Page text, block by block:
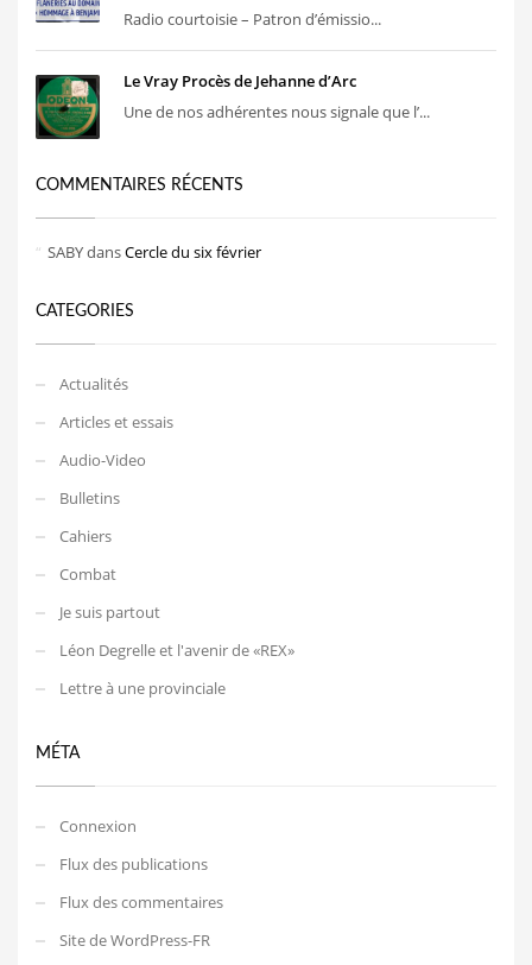
Radio courtoisie – Patron d’émissio...
Le Vray Procès de Jehanne d’Arc
Une de nos adhérentes nous signale que l’...
COMMENTAIRES RÉCENTS
SABYdansCercle du six février
CATEGORIES
Actualités
Articles et essais
Audio-Video
Bulletins
Cahiers
Combat
Je suis partout
Léon Degrelle et l'avenir de «REX»
Lettre à une provinciale
MÉTA
Connexion
Flux des publications
Flux des commentaires
Site de WordPress-FR